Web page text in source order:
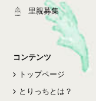
里親募集
コンテンツ
トップページ
とりっちとは？